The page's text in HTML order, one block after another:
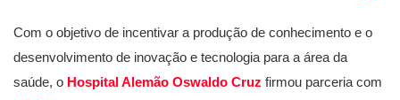
Com o objetivo de incentivar a produção de conhecimento e o
desenvolvimento de inovação e tecnologia para a área da
saúde, o Hospital Alemão Oswaldo Cruz firmou parceria com